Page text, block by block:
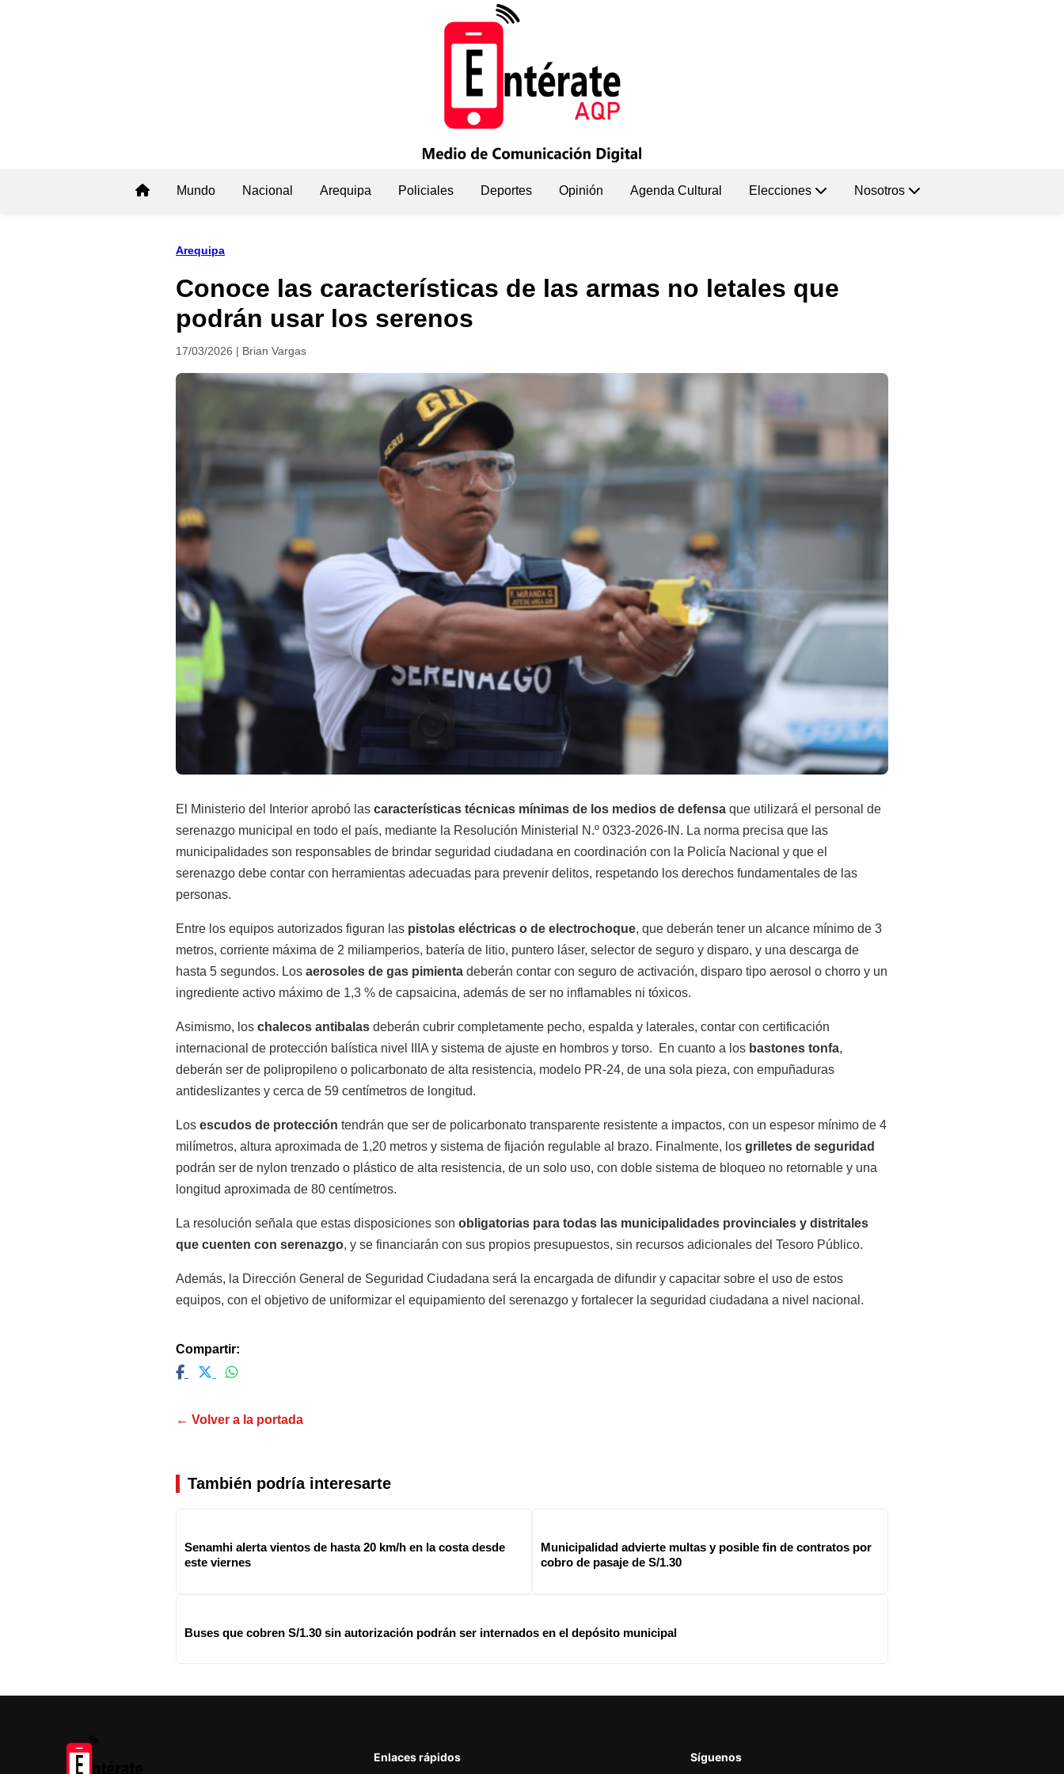
Mundo Nacional Arequipa Policiales Deportes Opinión Agenda Cultural Elecciones Nosotros
Arequipa
Conoce las características de las armas no letales que
podrán usar los serenos
17/03/2026 | Brian Vargas
El Ministerio del Interior aprobó las características técnicas mínimas de los medios de defensa que utilizará el personal de
serenazgo municipal en todo el país, mediante la Resolución Ministerial N.º 0323-2026-IN. La norma precisa que las
municipalidades son responsables de brindar seguridad ciudadana en coordinación con la Policía Nacional y que el
serenazgo debe contar con herramientas adecuadas para prevenir delitos, respetando los derechos fundamentales de las
personas.
Entre los equipos autorizados figuran las pistolas eléctricas o de electrochoque, que deberán tener un alcance mínimo de 3
metros, corriente máxima de 2 miliamperios, batería de litio, puntero láser, selector de seguro y disparo, y una descarga de
hasta 5 segundos. Los aerosoles de gas pimienta deberán contar con seguro de activación, disparo tipo aerosol o chorro y un
ingrediente activo máximo de 1,3 % de capsaicina, además de ser no inflamables ni tóxicos.
Asimismo, los chalecos antibalas deberán cubrir completamente pecho, espalda y laterales, contar con certificación
internacional de protección balística nivel IIIA y sistema de ajuste en hombros y torso. En cuanto a los bastones tonfa,
deberán ser de polipropileno o policarbonato de alta resistencia, modelo PR-24, de una sola pieza, con empuñaduras
antideslizantes y cerca de 59 centímetros de longitud.
Los escudos de protección tendrán que ser de policarbonato transparente resistente a impactos, con un espesor mínimo de 4
milímetros, altura aproximada de 1,20 metros y sistema de fijación regulable al brazo. Finalmente, los grilletes de seguridad
podrán ser de nylon trenzado o plástico de alta resistencia, de un solo uso, con doble sistema de bloqueo no retornable y una
longitud aproximada de 80 centímetros.
La resolución señala que estas disposiciones son obligatorias para todas las municipalidades provinciales y distritales
que cuenten con serenazgo, y se financiarán con sus propios presupuestos, sin recursos adicionales del Tesoro Público.
Además, la Dirección General de Seguridad Ciudadana será la encargada de difundir y capacitar sobre el uso de estos
equipos, con el objetivo de uniformizar el equipamiento del serenazgo y fortalecer la seguridad ciudadana a nivel nacional.
Compartir:
← Volver a la portada
También podría interesarte
Senamhi alerta vientos de hasta 20 km/h en la costa desde
este viernes
Municipalidad advierte multas y posible fin de contratos por
cobro de pasaje de S/1.30
Buses que cobren S/1.30 sin autorización podrán ser internados en el depósito municipal
Enlaces rápidos Síguenos